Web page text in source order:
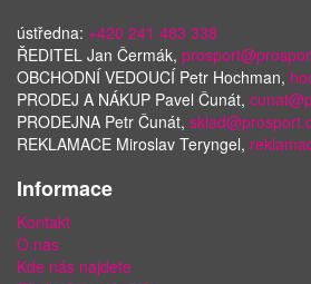
ústředna: +420 241 483 338
ŘEDITEL Jan Čermák,
OBCHODNÍ VEDOUCÍ Petr Hochman,
PRODEJ A NÁKUP Pavel Čunát,
PRODEJNA Petr Čunát,
REKLAMACE Miroslav Teryngel,
Informace
Kontakt
O nás
Kde nás najdete